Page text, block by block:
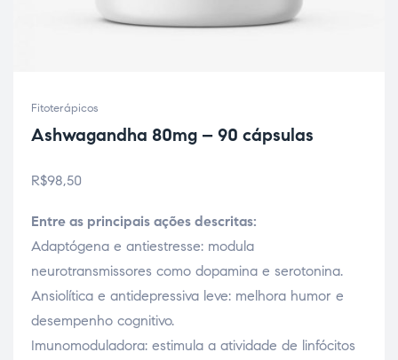
Fitoterápicos
Ashwagandha 80mg – 90 cápsulas
R$98,50
Entre as principais ações descritas:
Adaptógena e antiestresse: modula
neurotransmissores como dopamina e serotonina.
Ansiolítica e antidepressiva leve: melhora humor e
desempenho cognitivo.
Imunomoduladora: estimula a atividade de linfócitos